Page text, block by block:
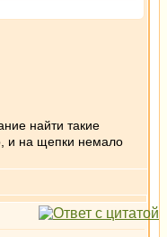
найти такие
и на щепки немало